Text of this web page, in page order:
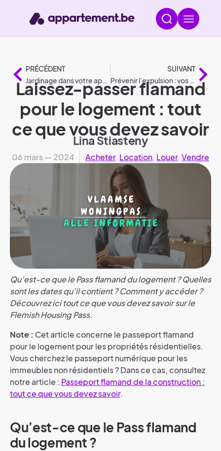
PRÉCÉDENT
Jardinage dans votre appartement
SUIVANT
Prévenir l’expulsion : vos droits et options
Laissez-passer flamand
pour le logement : tout
ce que vous devez savoir
Lina Stiasteny
06 mars — 2024 Acheter, Location, Louer, Vendre
Qu’est-ce que le Pass flamand du logement ? Quelles
sont les dates qu’il contient ? Comment y accéder ?
Découvrez ici tout ce que vous devez savoir sur le
Flemish Housing Pass.
Note : Cet article concerne le passeport flamand
pour le logement pour les propriétés résidentielles.
Vous cherchez le passeport numérique pour les
immeubles non résidentiels ? Dans ce cas, consultez
notre article : Passeport flamand de la construction :
tout ce que vous devez savoir.
Qu’est-ce que le Pass flamand
du logement ?